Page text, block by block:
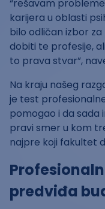
“rešavam
karijera u oblasti
bilo odličan izbor
dobiti te profesije,
to prava stvar”,
Na kraju našeg
je test
pomogao i da sada
pravi smer u kom
najpre koji fakultet
predviđa